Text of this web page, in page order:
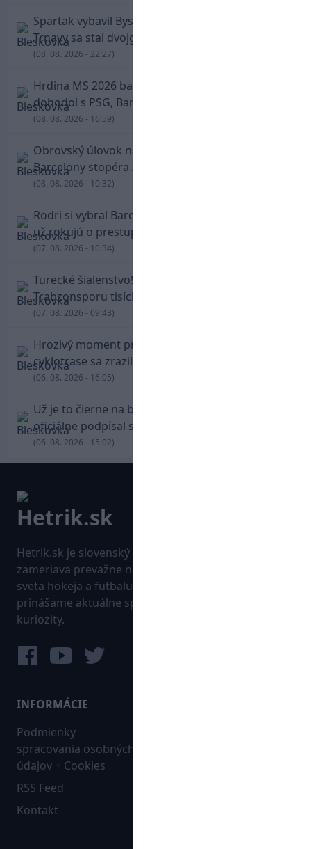
Spartak vybavil Bystricu za pár minút: Hrdinom
Trnavy sa stal dvojgólový Polťák
(08. 08. 2026 - 22:27)
Hrdina MS 2026 balí kufre! Ferran Torres sa
dohodol s PSG, Barcelona mu brániť nebude
(08. 08. 2026 - 16:59)
Obrovský úlovok na Anfielde: Liverpool získal z
Barcelony stopéra Arauja
(08. 08. 2026 - 10:32)
Rodri si vybral Barcelonu a odmietol Real. Kluby
už rokujú o prestupovej čiastke
(07. 08. 2026 - 10:34)
Turecké šialenstvo! Salaha vítali na štadióne
Trabzonsporu tisícky fanúšikov
(07. 08. 2026 - 09:43)
Hrozivý moment pre Zdena Cháru! Na
cyklotrase sa zrazil s bežcom
(06. 08. 2026 - 16:05)
Už je to čierne na bielom: Mohamed Salah
oficiálne podpísal s Trabzonsporom
(06. 08. 2026 - 15:02)
Hetrik.sk je slovenský športový portál, ktorý sa
zameriava prevažne na najnovšie informácie zo
sveta hokeja a futbalu. Pravidelne na dennej báze
prinášame aktuálne správy, góly, zaujímavosti a
kuriozity.
INFORMÁCIE
Podmienky
spracovania osobných
údajov + Cookies
RSS Feed
Kontakt